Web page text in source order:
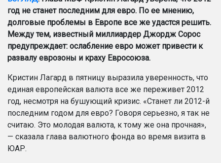
год не станет последним для евро. По ее мнению,
долговые проблемы в Европе все же удастся решить.
Между тем, известный миллиардер Джордж Сорос
предупреждает: ослабление евро может привести к
развалу еврозоны и краху Евросоюза.
Кристин Лагард в пятницу выразила уверенность, что
единая европейская валюта все же переживет 2012
год, несмотря на бушующий кризис. «Станет ли 2012-й
последним годом для евро? Говоря серьезно, я так не
считаю. Это молодая валюта, к тому же она прочная»,
— сказала глава валютного фонда во время визита в
ЮАР.